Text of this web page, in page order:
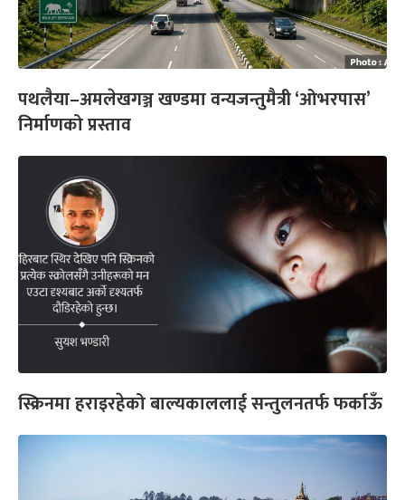
पथलैया–अमलेखगञ्ज खण्डमा वन्यजन्तुमैत्री ‘ओभरपास’
निर्माणको प्रस्ताव
स्क्रिनमा हराइरहेको बाल्यकाललाई सन्तुलनतर्फ फर्काऊँ